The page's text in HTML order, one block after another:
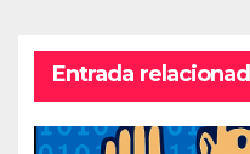
Entrada